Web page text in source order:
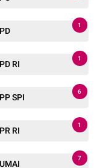
1
RI
1
SPI
6
RI
1
7